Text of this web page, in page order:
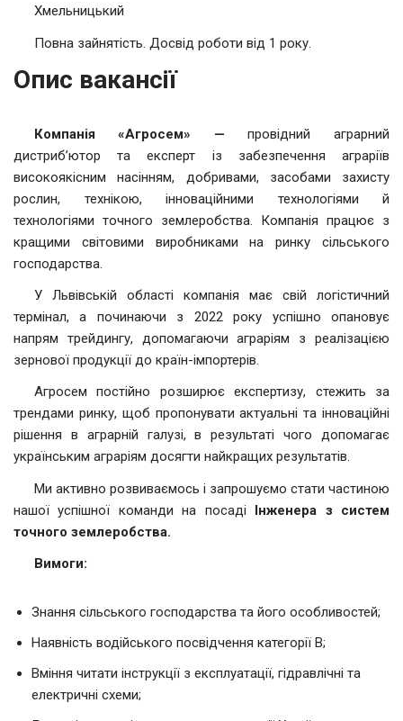
Хмельницький
Повна зайнятість. Досвід роботи від 1 року.
Опис вакансії
Компанія «Агросем» — провідний аграрний
дистриб’ютор та експерт із забезпечення аграріїв
високоякісним насінням, добривами, засобами захисту
рослин, технікою, інноваційними технологіями й
технологіями точного землеробства. Компанія працює з
кращими світовими виробниками на ринку сільського
господарства.
У Львівській області компанія має свій логістичний
термінал, а починаючи з 2022 року успішно опановує
напрям трейдингу, допомагаючи аграріям з реалізацією
зернової продукції до країн-імпортерів.
Агросем постійно розширює експертизу, стежить за
трендами ринку, щоб пропонувати актуальні та інноваційні
рішення в аграрній галузі, в результаті чого допомагає
українським аграріям досягти найкращих результатів.
Ми активно розвиваємось і запрошуємо стати частиною
нашої успішної команди на посаді Інженера з систем
точного землеробства.
Вимоги:
Знання сільського господарства та його особливостей;
Наявність водійського посвідчення категорії В;
Вміння читати інструкції з експлуатації, гідравлічні та
електричні схеми;